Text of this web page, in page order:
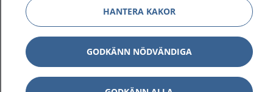
1177 på flera språk Visa
HANTERA KAKOR
GODKÄNN NÖDVÄNDIGA